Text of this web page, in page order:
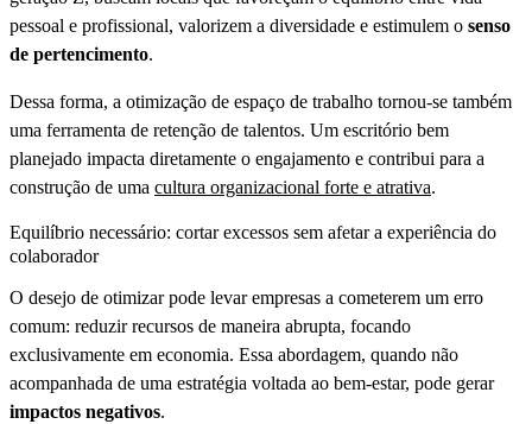
pessoal e profissional, valorizem a diversidade e estimulem o senso
de pertencimento.
Dessa forma, a otimização de espaço de trabalho tornou-se também
uma ferramenta de retenção de talentos. Um escritório bem
planejado impacta diretamente o engajamento e contribui para a
construção de uma cultura organizacional forte e atrativa.
Equilíbrio necessário: cortar excessos sem afetar a experiência do
colaborador
O desejo de otimizar pode levar empresas a cometerem um erro
comum: reduzir recursos de maneira abrupta, focando
exclusivamente em economia. Essa abordagem, quando não
acompanhada de uma estratégia voltada ao bem-estar, pode gerar
impactos negativos.